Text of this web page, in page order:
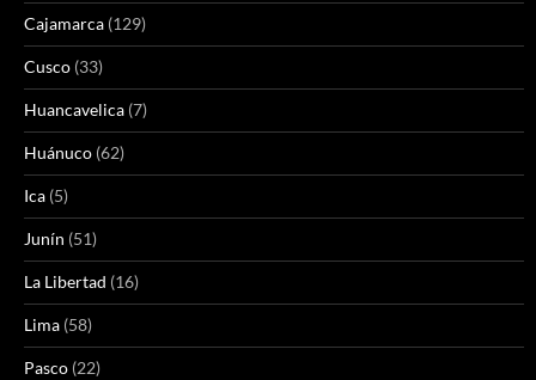
Cajamarca (129)
Cusco (33)
Huancavelica (7)
Huánuco (62)
Ica (5)
Junín (51)
La Libertad (16)
Lima (58)
Pasco (22)